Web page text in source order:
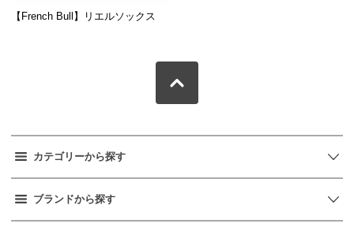
【French Bull】リエルソックス
カテゴリーから探す
ブランドから探す